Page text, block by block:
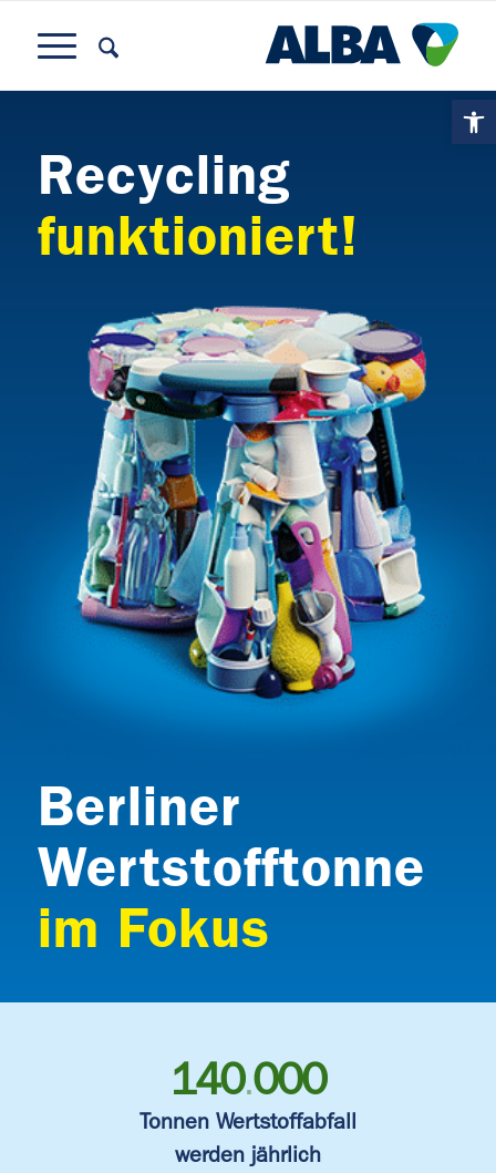
Recycling
funktioniert!
Berliner
Wertstofftonne
im Fokus
140.000
Tonnen Wertstoffabfall
werden jährlich